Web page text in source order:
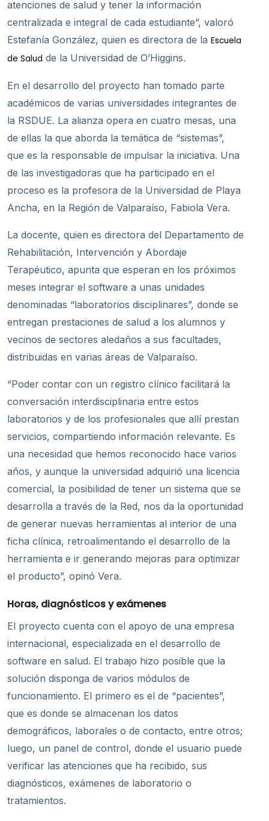
atenciones de salud y tener la información
centralizada e integral de cada estudiante”, valoró
Estefanía González, quien es directora de la Escuela
de Salud de la Universidad de O’Higgins.
En el desarrollo del proyecto han tomado parte
académicos de varias universidades integrantes de
la RSDUE. La alianza opera en cuatro mesas, una
de ellas la que aborda la temática de “sistemas”,
que es la responsable de impulsar la iniciativa. Una
de las investigadoras que ha participado en el
proceso es la profesora de la Universidad de Playa
Ancha, en la Región de Valparaíso, Fabiola Vera.
La docente, quien es directora del Departamento de
Rehabilitación, Intervención y Abordaje
Terapéutico, apunta que esperan en los próximos
meses integrar el software a unas unidades
denominadas “laboratorios disciplinares”, donde se
entregan prestaciones de salud a los alumnos y
vecinos de sectores aledaños a sus facultades,
distribuidas en varias áreas de Valparaíso.
“Poder contar con un registro clínico facilitará la
conversación interdisciplinaria entre estos
laboratorios y de los profesionales que allí prestan
servicios, compartiendo información relevante. Es
una necesidad que hemos reconocido hace varios
años, y aunque la universidad adquirió una licencia
comercial, la posibilidad de tener un sistema que se
desarrolla a través de la Red, nos da la oportunidad
de generar nuevas herramientas al interior de una
ficha clínica, retroalimentando el desarrollo de la
herramienta e ir generando mejoras para optimizar
el producto”, opinó Vera.
Horas, diagnósticos y exámenes
El proyecto cuenta con el apoyo de una empresa
internacional, especializada en el desarrollo de
software en salud. El trabajo hizo posible que la
solución disponga de varios módulos de
funcionamiento. El primero es el de “pacientes”,
que es donde se almacenan los datos
demográficos, laborales o de contacto, entre otros;
luego, un panel de control, donde el usuario puede
verificar las atenciones que ha recibido, sus
diagnósticos, exámenes de laboratorio o
tratamientos.